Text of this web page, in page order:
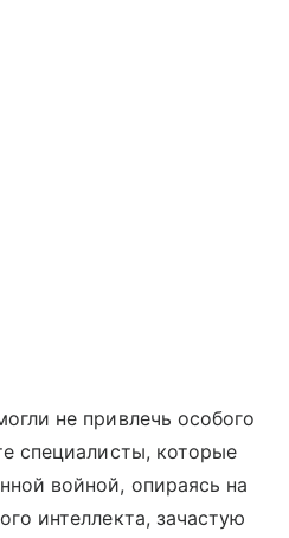
не привлечь особого
специалисты, которые
войной, опираясь на
интеллекта, зачастую